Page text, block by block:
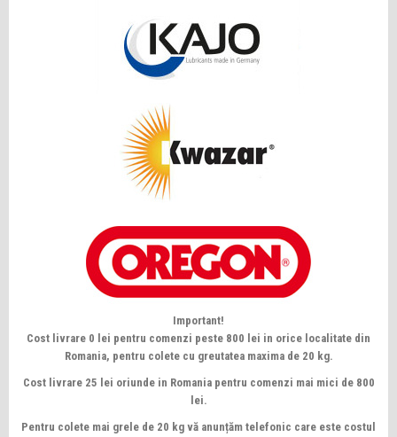
Important!
Cost livrare 0 lei pentru comenzi peste 800 lei in orice localitate din
Romania, pentru colete cu greutatea maxima de 20 kg.
Cost livrare 25 lei oriunde in Romania pentru comenzi mai mici de 800
lei.
Pentru colete mai grele de 20 kg vă anunțăm telefonic care este costul